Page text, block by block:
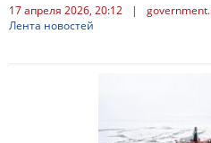
17 апреля 2026, 20:12 |
Лента новостей